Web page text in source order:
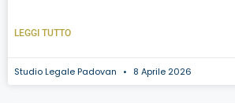
LEGGI TUTTO
Studio Legale Padovan 8 Aprile 2026